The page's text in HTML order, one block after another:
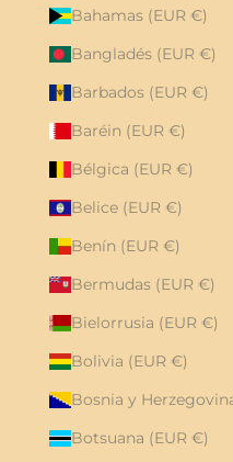
Bahamas (EUR €)
Bangladés (EUR €)
Barbados (EUR €)
Baréin (EUR €)
Bélgica (EUR €)
Belice (EUR €)
Benín (EUR €)
Bermudas (EUR €)
Bielorrusia (EUR €)
Bolivia (EUR €)
Botsuana (EUR €)